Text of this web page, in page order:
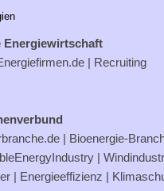
Energiewirtschaft
| Recruiting
| Bioenergie-
|
| Energieeffizienz |